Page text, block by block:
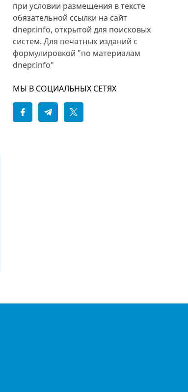
при условии размещения в тексте
обязательной ссылки на сайт
dnepr.info, открытой для поисковых
систем. Для печатных изданий с
формулировкой "по материалам
dnepr.info"
МЫ В СОЦИАЛЬНЫХ СЕТЯХ